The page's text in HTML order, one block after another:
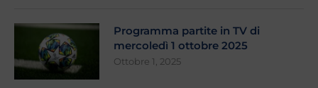
Programma partite in TV di
mercoledì 1 ottobre 2025
Ottobre 1, 2025